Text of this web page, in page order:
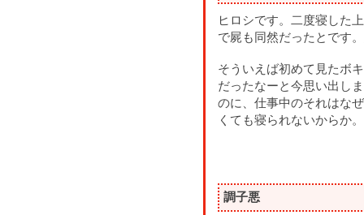
ヒロシです。二度寝した
で屍も同然だったとです
そういえば初めて見たボ
だったなーと今思い出し
のに、仕事中のそれはな
くても寝られないからか。
調子悪